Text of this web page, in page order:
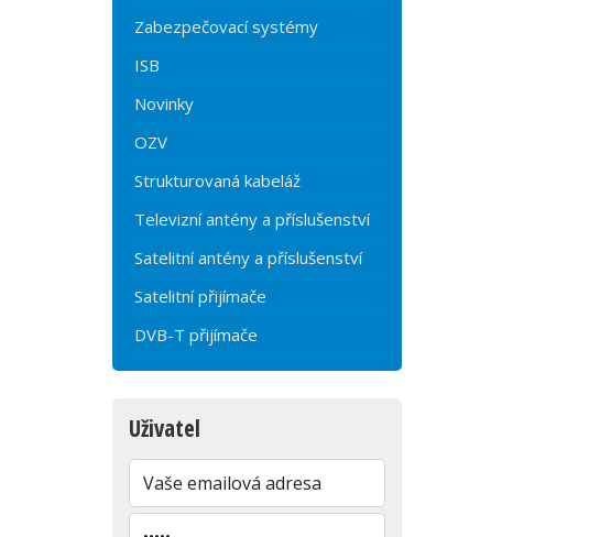
Zabezpečovací systémy
ISB
Novinky
OZV
Strukturovaná kabeláž
Televizní antény a příslušenství
Satelitní antény a příslušenství
Satelitní přijímače
DVB-T přijímače
Uživatel